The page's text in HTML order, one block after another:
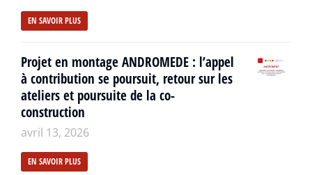
EN SAVOIR PLUS
Projet en montage ANDROMEDE : l’appel
à contribution se poursuit, retour sur les
ateliers et poursuite de la co-
construction
avril 13, 2026
EN SAVOIR PLUS